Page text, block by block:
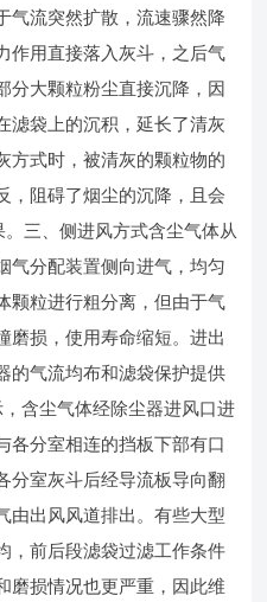
气流突然扩散，流速骤然降
作用直接落入灰斗，之后气
分大颗粒粉尘直接沉降，因
滤袋上的沉积，延长了清灰
方式时，被清灰的颗粒物的
，阻碍了烟尘的沉降，且会
。三、侧进风方式含尘气体从
气分配装置侧向进气，均匀
颗粒进行粗分离，但由于气
磨损，使用寿命缩短。进出
的气流均布和滤袋保护提供
含尘气体经除尘器进风口进
各分室相连的挡板下部有口
分室灰斗后经导流板导向翻
由出风风道排出。有些大型
，前后段滤袋过滤工作条件
磨损情况也更严重，因此维